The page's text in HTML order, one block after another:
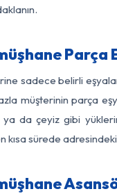
Parça
sadece belirli
müşterinin parça
ya da çeyiz gibi
sürede adresindeki